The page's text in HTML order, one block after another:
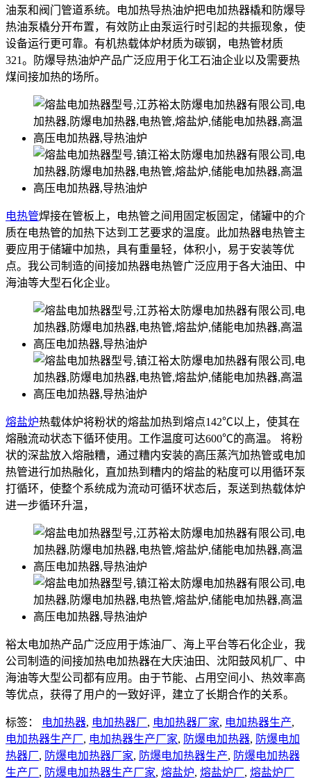
油泵和阀门管道系统。电加热导热油炉把电加热器橇和防爆导
热油泵橇分开布置，有效防止由泵运行时引起的共振现象，使
设备运行更可靠。有机热载体炉材质为碳钢，电热管材质
321。防爆导热油炉产品广泛应用于化工石油企业以及需要热
煤间接加热的场所。
电热管焊接在管板上，电热管之间用固定板固定，储罐中的介
质在电热管的加热下达到工艺要求的温度。此加热器电热管主
要应用于储罐中加热，具有重量轻，体积小，易于安装等优
点。我公司制造的间接加热器电热管广泛应用于各大油田、中
海油等大型石化企业。
熔盐炉热载体炉将粉状的熔盐加热到熔点142℃以上，使其在
熔融流动状态下循环使用。工作温度可达600℃的高温。 将粉
状的深盐放入熔融糟，通过糟内安装的高压蒸汽加热管或电加
热管进行加热融化，直加热到糟内的熔盐的粘度可以用循环泵
打循环，使整个系统成为流动可循环状态后，泵送到热载体炉
进一步循环升温，
裕太电加热产品广泛应用于炼油厂、海上平台等石化企业，我
公司制造的间接加热电加热器在大庆油田、沈阳鼓风机厂、中
海油等大型公司都有应用。由于节能、占用空间小、热效率高
等优点，获得了用户的一致好评，建立了长期合作的关系。
标签： 电加热器, 电加热器厂, 电加热器厂家, 电加热器生产,
电加热器生产厂, 电加热器生产厂家, 防爆电加热器, 防爆电加
热器厂, 防爆电加热器厂家, 防爆电加热器生产, 防爆电加热器
生产厂, 防爆电加热器生产厂家, 熔盐炉, 熔盐炉厂, 熔盐炉厂